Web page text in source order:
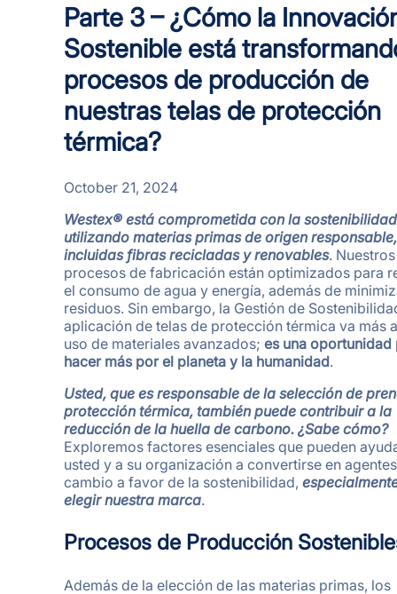
Parte 3 – ¿Cómo la
Sostenible está
procesos de producción de
nuestras telas de protección
térmica?
October 21, 2024
Westex® está comprometida con la
utilizando materias primas de origen responsable,
incluidas fibras recicladas y renovables. Nuestros
procesos de fabricación están optimizados para
el consumo de agua y energía, además de
residuos. Sin embargo, la Gestión de
aplicación de telas de protección térmica va más
uso de materiales avanzados; es una oportunidad
hacer más por el planeta y la humanidad.
Usted, que es responsable de la selección de
protección térmica, también puede contribuir a la
reducción de la huella de carbono. ¿Sabe cómo?
Exploremos factores esenciales que pueden
usted y a su organización a convertirse en
cambio a favor de la sostenibilidad,
elegir nuestra marca.
Procesos de Producción
Además de la elección de las materias primas, los